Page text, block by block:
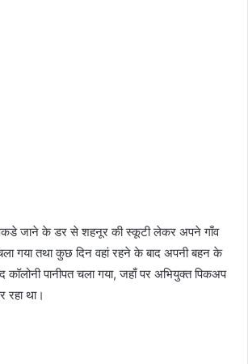
जाने के डर से शहनूर की स्कूटी लेकर अपने गाँव
गया तथा कुछ दिन वहां रहने के बाद अपनी बहन के
कॉलोनी पानीपत चला गया, जहाँ पर अभियुक्त पिकअप
रहा था।